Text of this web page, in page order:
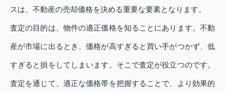
スは、不動産の売却価格を決める重要な要素となります。
査定の目的は、物件の適正価格を知ることにあります。不動
産が市場に出るとき、価格が高すぎると買い手がつかず、低
すぎると損をしてしまいます。そこで査定が役立つのです。
査定を通じて、適正な価格帯を把握することで、より効果的